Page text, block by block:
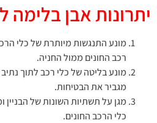
יתרונות אבן בלימה
מונע התנגשות מיותרת של כלי
רכב החונים ממול החניה.
מונע בליטה של כלי רכב לתוך נתיב
מגביר את הבטיחות.
מגן על תשתיות השונות של הבניין
כלי הרכב החונים.